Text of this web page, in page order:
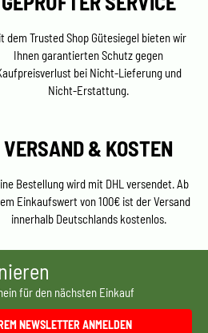
dem Trusted Shop Gütesiegel bieten wir
Ihnen garantierten Schutz gegen
bei Nicht-Lieferung und
Nicht-Erstattung.
VERSAND & KOSTEN
Bestellung wird mit DHL versendet. Ab
Einkaufswert von 100€ ist der Versand
innerhalb Deutschlands kostenlos.
für den nächsten Einkauf
NEWSLETTER ANMELDEN